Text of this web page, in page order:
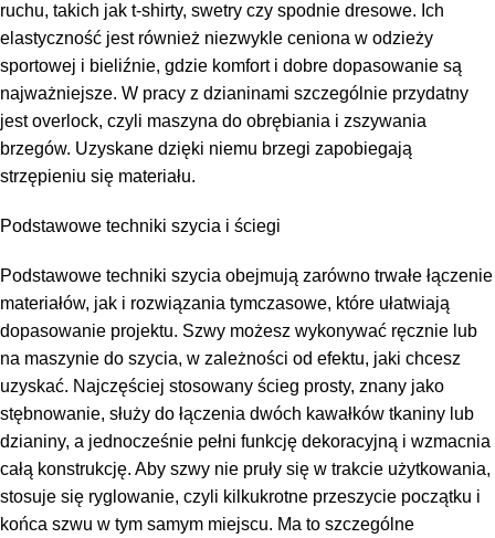
ruchu, takich jak t-shirty, swetry czy spodnie dresowe. Ich
elastyczność jest również niezwykle ceniona w odzieży
sportowej i bieliźnie, gdzie komfort i dobre dopasowanie są
najważniejsze. W pracy z dzianinami szczególnie przydatny
jest overlock, czyli maszyna do obrębiania i zszywania
brzegów. Uzyskane dzięki niemu brzegi zapobiegają
strzępieniu się materiału.
Podstawowe techniki szycia i ściegi
Podstawowe techniki szycia obejmują zarówno trwałe łączenie
materiałów, jak i rozwiązania tymczasowe, które ułatwiają
dopasowanie projektu. Szwy możesz wykonywać ręcznie lub
na maszynie do szycia, w zależności od efektu, jaki chcesz
uzyskać. Najczęściej stosowany ścieg prosty, znany jako
stębnowanie, służy do łączenia dwóch kawałków tkaniny lub
dzianiny, a jednocześnie pełni funkcję dekoracyjną i wzmacnia
całą konstrukcję. Aby szwy nie pruły się w trakcie użytkowania,
stosuje się ryglowanie, czyli kilkukrotne przeszycie początku i
końca szwu w tym samym miejscu. Ma to szczególne